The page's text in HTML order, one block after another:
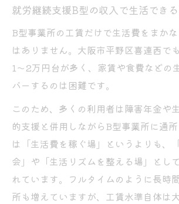
就労継続支援B型の収入で生活でき
B型事業所の工賃だけで生活費をまか
はありません。大阪市平野区喜連西で
1〜2万円台が多く、家賃や食費などの
バーするのは困難です。
このため、多くの利用者は障害年金や
的支援と併用しながらB型事業所に通
は「生活費を稼ぐ場」というよりも、
会」や「生活リズムを整える場」とし
れています。フルタイムのように長時
所も増えていますが、工賃水準自体は